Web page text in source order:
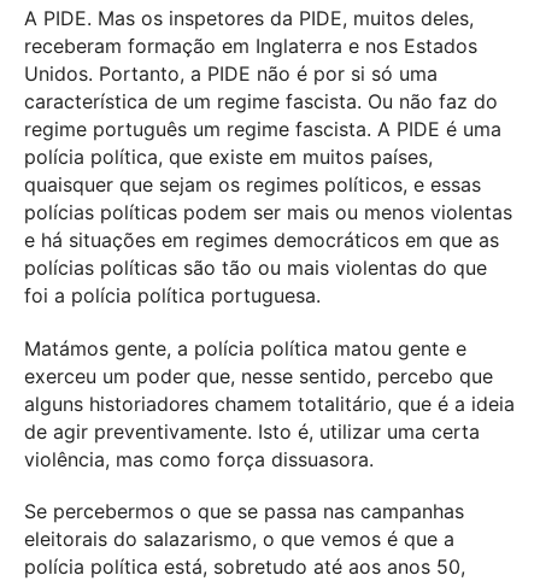
A PIDE. Mas os inspetores da PIDE, muitos deles,
receberam formação em Inglaterra e nos Estados
Unidos. Portanto, a PIDE não é por si só uma
característica de um regime fascista. Ou não faz do
regime português um regime fascista. A PIDE é uma
polícia política, que existe em muitos países,
quaisquer que sejam os regimes políticos, e essas
polícias políticas podem ser mais ou menos violentas
e há situações em regimes democráticos em que as
polícias políticas são tão ou mais violentas do que
foi a polícia política portuguesa.
Matámos gente, a polícia política matou gente e
exerceu um poder que, nesse sentido, percebo que
alguns historiadores chamem totalitário, que é a ideia
de agir preventivamente. Isto é, utilizar uma certa
violência, mas como força dissuasora.
Se percebermos o que se passa nas campanhas
eleitorais do salazarismo, o que vemos é que a
polícia política está, sobretudo até aos anos 50,